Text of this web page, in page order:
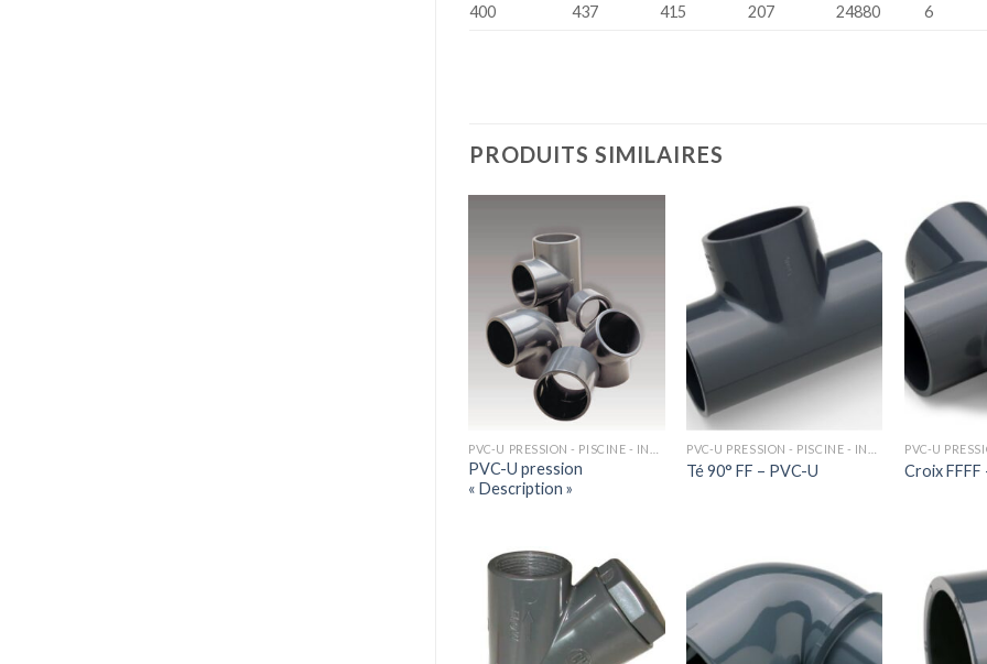
400
437 415 207 24880 6
PRODUITS SIMILAIRES
PVC-U pression
« Description »
Té 90° FF – PVC-U Croix FFFF